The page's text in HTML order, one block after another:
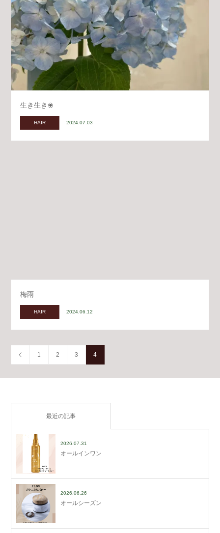
生き生き❀
HAIR 2024.07.03
梅雨
HAIR 2024.06.12
1 2 3 4
最近の記事
2026.07.31
オールインワン
2026.06.26
オールシーズン